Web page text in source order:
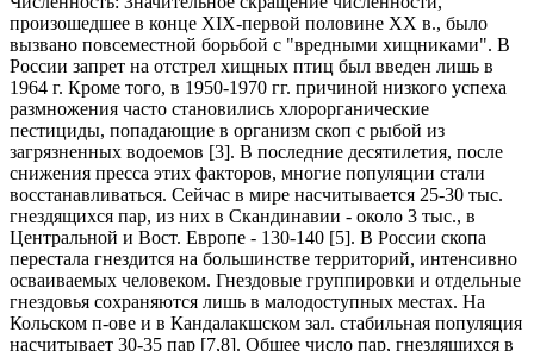
произошедшее в конце XIX-первой половине XX в., было
вызвано повсеместной борьбой с "вредными хищниками". В
России запрет на отстрел хищных птиц был введен лишь в
1964 г. Кроме того, в 1950-1970 гг. причиной низкого успеха
размножения часто становились хлорорганические
пестициды, попадающие в организм скоп с рыбой из
загрязненных водоемов [3]. В последние десятилетия, после
снижения пресса этих факторов, многие популяции стали
восстанавливаться. Сейчас в мире насчитывается 25-30 тыс.
гнездящихся пар, из них в Скандинавии - около 3 тыс., в
Центральной и Вост. Европе - 130-140 [5]. В России скопа
перестала гнездится на большинстве территорий, интенсивно
осваиваемых человеком. Гнездовые группировки и отдельные
гнездовья сохраняются лишь в малодоступных местах. На
Кольском п-ове и в Кандалакшском зал. стабильная популяция
насчитывает 30-35 пар [7,8]. Общее число пар, гнездящихся в